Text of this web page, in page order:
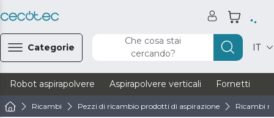
Categorie
Che cosa stai
cercando?
IT
Robot aspirapolvere Aspirapolvere verticali Fornetti
Ricambi Pezzi di ricambio prodotti di aspirazione Ricambi